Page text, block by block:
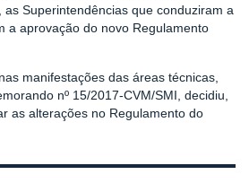
Superintendências que conduziram a
a aprovação do novo Regulamento
manifestações das áreas técnicas,
nº 15/2017-CVM/SMI, decidiu,
as alterações no Regulamento do